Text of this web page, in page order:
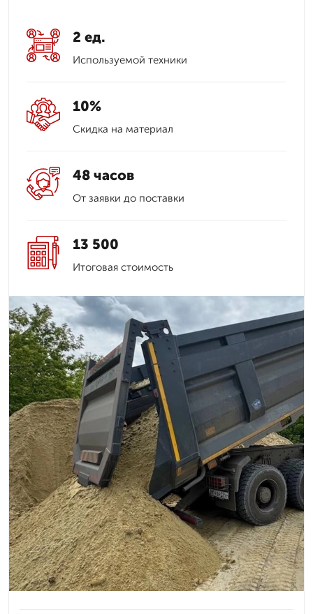
2 ед.
Используемой техники
10%
Скидка на материал
48 часов
От заявки до поставки
13 500
Итоговая стоимость